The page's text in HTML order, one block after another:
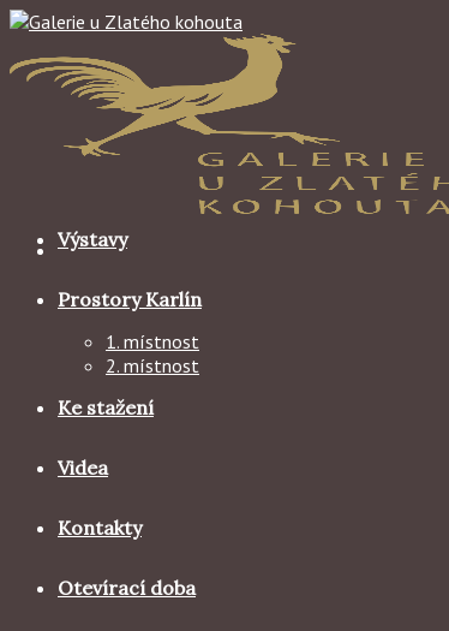
Skip
content
Výstavy
Prostory Karlín
1. místnost
2. místnost
Ke stažení
Videa
Kontakty
Otevírací doba